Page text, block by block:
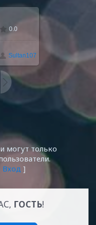
0.0
Sultan107
могут только
Вход ]
, ГОСТЬ!